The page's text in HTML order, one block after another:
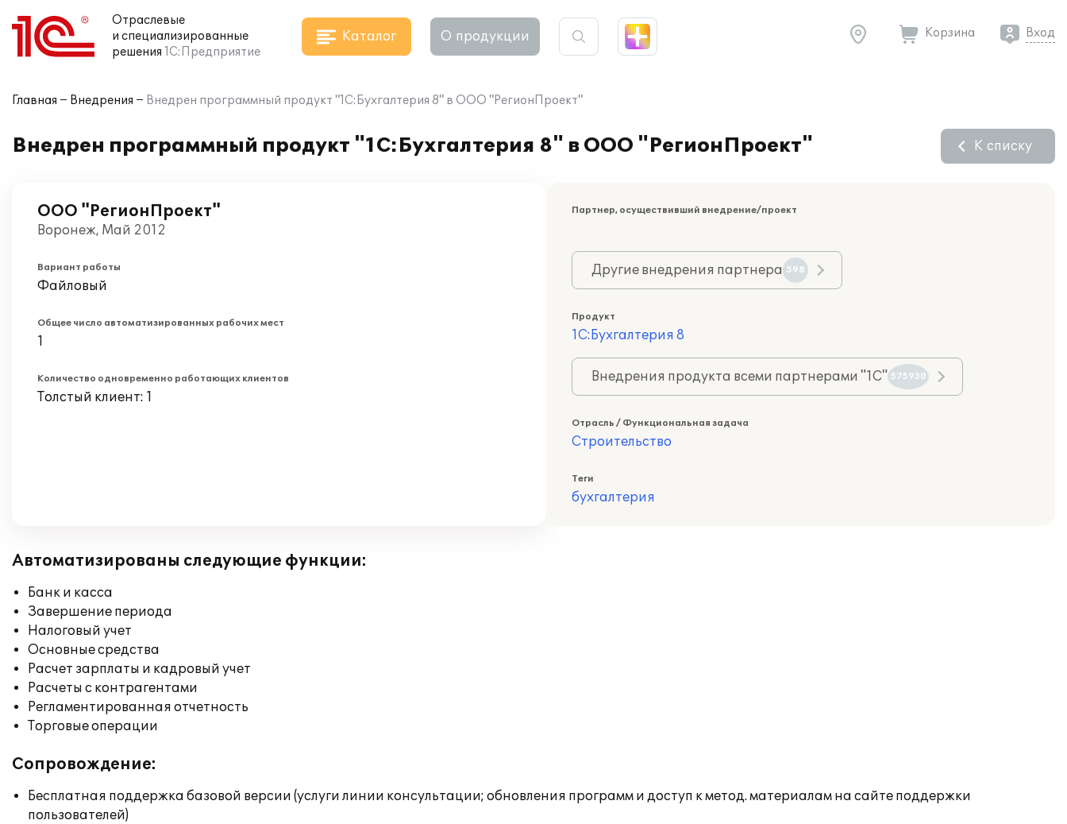
Отраслевые
и специализированные
решения 1С:Предприятие
Каталог О продукции Корзина Вход
Главная Внедрения Внедрен программный продукт "1С:Бухгалтерия 8" в ООО "РегионПроект"
Внедрен программный продукт "1С:Бухгалтерия 8" в ООО "РегионПроект" К списку
ООО "РегионПроект"
Воронеж, Май 2012
Вариант работы
Файловый
Общее число автоматизированных рабочих мест
1
Количество одновременно работающих клиентов
Толстый клиент: 1
Партнер, осуществивший внедрение/проект
Другие внедрения партнера 598
Продукт
1С:Бухгалтерия 8
Внедрения продукта всеми партнерами "1С" 575930
Отрасль / Функциональная задача
Строительство
Теги
бухгалтерия
Автоматизированы следующие функции:
Банк и касса
Завершение периода
Налоговый учет
Основные средства
Расчет зарплаты и кадровый учет
Расчеты с контрагентами
Регламентированная отчетность
Торговые операции
Сопровождение:
Бесплатная поддержка базовой версии (услуги линии консультации; обновления программ и доступ к метод. материалам на сайте поддержки
пользователей)